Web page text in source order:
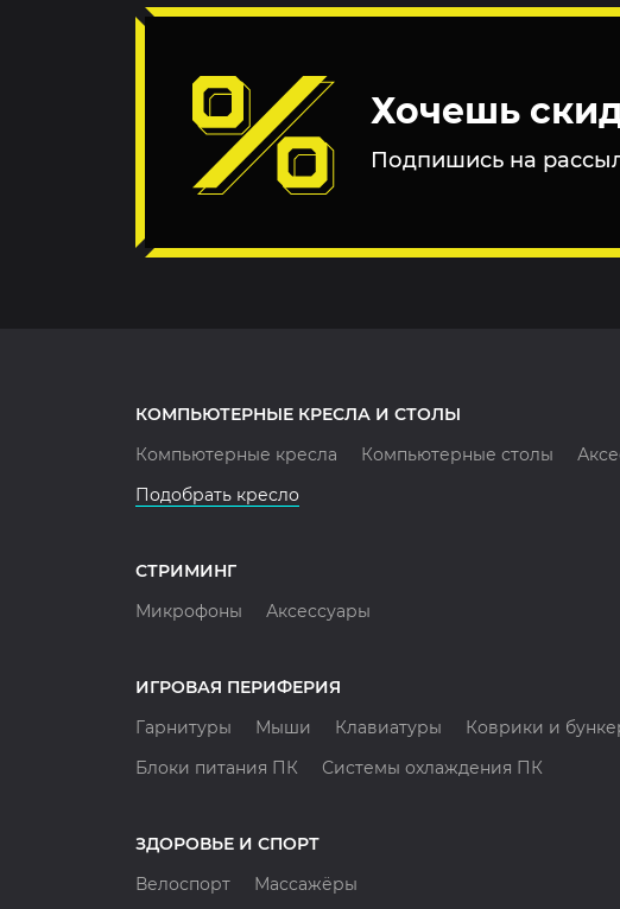
Хочешь
Подпишись на
КОМПЬЮТЕРНЫЕ КРЕСЛА И СТОЛЫ
Компьютерные кресла
Компьютерные столы
Подобрать кресло
СТРИМИНГ
Микрофоны
Аксессуары
ИГРОВАЯ ПЕРИФЕРИЯ
Гарнитуры
Мыши Клавиатуры Коврики и
Блоки питания ПК
Системы охлаждения ПК
ЗДОРОВЬЕ И СПОРТ
Велоспорт
Массажёры